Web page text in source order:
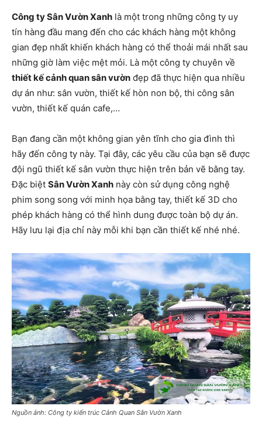
Công ty Sân Vườn Xanh là một trong những công ty uy
tín hàng đầu mang đến cho các khách hàng một không
gian đẹp nhất khiến khách hàng có thể thoải mái nhất sau
những giờ làm việc mệt mỏi. Là một công ty chuyên về
thiết kế cảnh quan sân vườn đẹp đã thực hiện qua nhiều
dự án như: sân vườn, thiết kế hòn non bộ, thi công sân
vườn, thiết kế quán cafe,…
Bạn đang cần một không gian yên tĩnh cho gia đình thì
hãy đến công ty này. Tại đây, các yêu cầu của bạn sẽ được
đội ngũ thiết kế sân vườn thực hiện trên bản vẽ bằng tay.
Đặc biệt Sân Vườn Xanh này còn sử dụng công nghệ
phim song song với minh họa bằng tay, thiết kế 3D cho
phép khách hàng có thể hình dung được toàn bộ dự án.
Hãy lưu lại địa chỉ này mỗi khi bạn cần thiết kế nhé nhé.
Nguồn ảnh: Công ty kiến trúc Cảnh Quan Sân Vườn Xanh